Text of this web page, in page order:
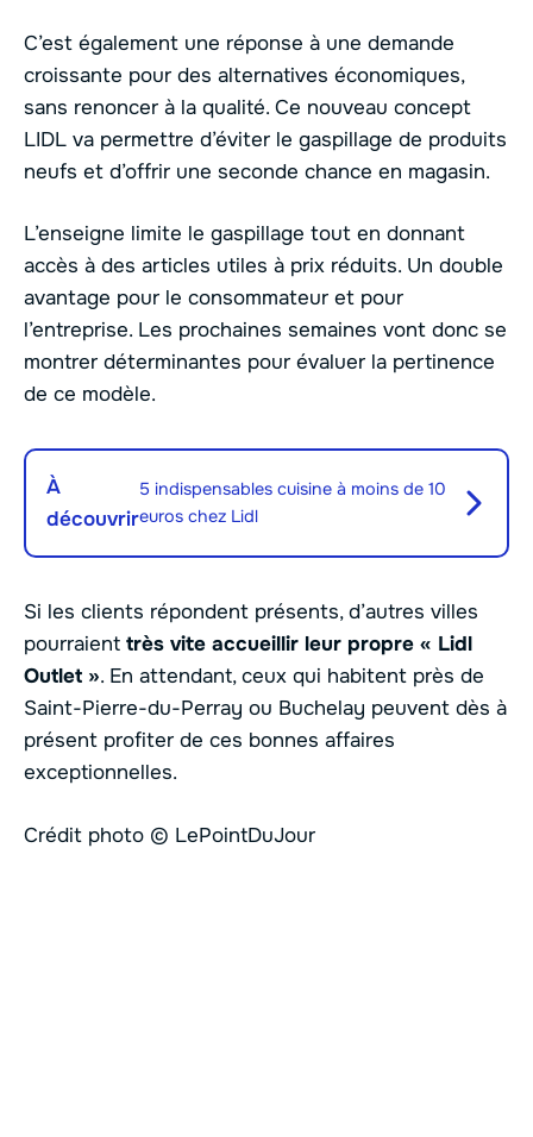
C’est également une réponse à une demande
croissante pour des alternatives économiques,
sans renoncer à la qualité. Ce nouveau concept
LIDL va permettre d’éviter le gaspillage de produits
neufs et d’offrir une seconde chance en magasin.
L’enseigne limite le gaspillage tout en donnant
accès à des articles utiles à prix réduits. Un double
avantage pour le consommateur et pour
l’entreprise. Les prochaines semaines vont donc se
montrer déterminantes pour évaluer la pertinence
de ce modèle.
À
découvrir
5 indispensables cuisine à moins de 10
euros chez Lidl
Si les clients répondent présents, d’autres villes
pourraient très vite accueillir leur propre « Lidl
Outlet ». En attendant, ceux qui habitent près de
Saint-Pierre-du-Perray ou Buchelay peuvent dès à
présent profiter de ces bonnes affaires
exceptionnelles.
Crédit photo © LePointDuJour